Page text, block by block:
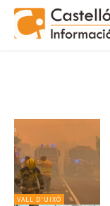
VALL D'UIXÓ